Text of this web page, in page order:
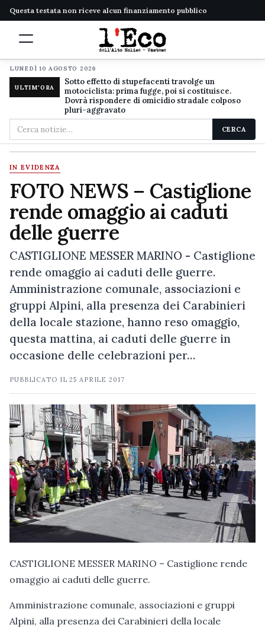
Questa testata non riceve alcun finanziamento pubblico
LUNEDÌ 10 AGOSTO 2026
ULTIM'ORA
Sotto effetto di stupefacenti travolge un
motociclista: prima fugge, poi si costituisce.
Dovrà rispondere di omicidio stradale colposo
pluri-aggravato
Cerca
nel
sito
CERCA
IN EVIDENZA
FOTO NEWS – Castiglione
rende omaggio ai caduti
delle guerre
CASTIGLIONE MESSER MARINO - Castiglione
rende omaggio ai caduti delle guerre.
Amministrazione comunale, associazioni e
gruppi Alpini, alla presenza dei Carabinieri
della locale stazione, hanno reso omaggio,
questa mattina, ai caduti delle guerre in
occasione delle celebrazioni per…
PUBBLICATO IL25 APRILE 2017
CASTIGLIONE MESSER MARINO – Castiglione rende
omaggio ai caduti delle guerre.
Amministrazione comunale, associazioni e gruppi
Alpini, alla presenza dei Carabinieri della locale